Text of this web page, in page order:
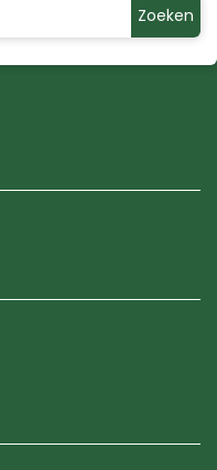
Zoeken